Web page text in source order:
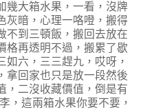
幾大箱水果，一看，沒牌
灰暗，心理一咯噔，搬得
不到三頓飯，搬回去放在
格再透明不過，搬累了歇
六，三三趕九，哎呀，
拿回家也只是放一段然後
，二沒收藏價值，倒是有
，這兩箱水果你要不要，